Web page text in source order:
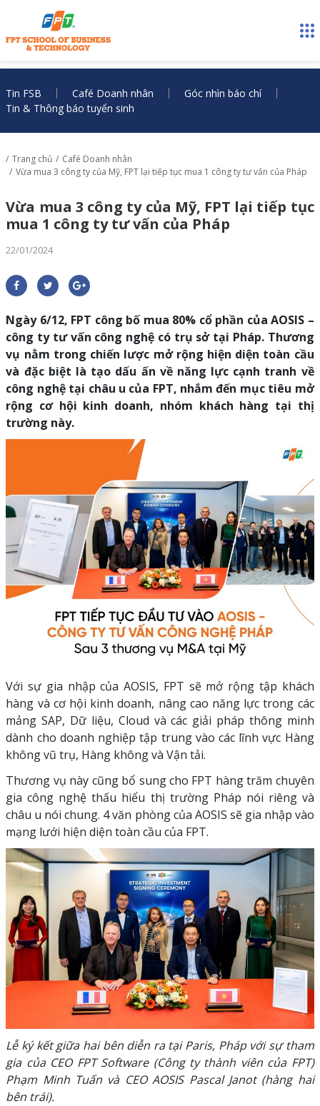
Tin FSB Café Doanh nhân
Góc nhìn báo chí
Tin & Thông báo tuyển sinh
Trang chủ
Café Doanh nhân
Vừa mua 3 công ty của Mỹ, FPT lại tiếp tục mua 1 công ty tư vấn của Pháp
Vừa mua 3 công ty của Mỹ, FPT lại tiếp tục
mua 1 công ty tư vấn của Pháp
22/01/2024
Ngày 6/12, FPT công bố mua 80% cổ phần của AOSIS –
công ty tư vấn công nghệ có trụ sở tại Pháp. Thương
vụ nằm trong chiến lược mở rộng hiện diện toàn cầu
và đặc biệt là tạo dấu ấn về năng lực cạnh tranh về
công nghệ tại châu u của FPT, nhắm đến mục tiêu mở
rộng cơ hội kinh doanh, nhóm khách hàng tại thị
trường này.
Với sự gia nhập của AOSIS, FPT sẽ mở rộng tập khách
hàng và cơ hội kinh doanh, nâng cao năng lực trong các
mảng SAP, Dữ liệu, Cloud và các giải pháp thông minh
dành cho doanh nghiệp tập trung vào các lĩnh vực Hàng
không vũ trụ, Hàng không và Vận tải.
Thương vụ này cũng bổ sung cho FPT hàng trăm chuyên
gia công nghệ thấu hiểu thị trường Pháp nói riêng và
châu u nói chung. 4 văn phòng của AOSIS sẽ gia nhập vào
mạng lưới hiện diện toàn cầu của FPT.
Lễ ký kết giữa hai bên diễn ra tại Paris, Pháp với sự tham
gia của CEO FPT Software (Công ty thành viên của FPT)
Phạm Minh Tuấn và CEO AOSIS Pascal Janot (hàng hai
bên trái).